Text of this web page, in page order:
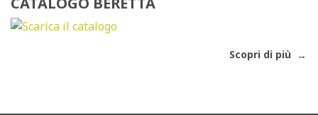
Scopri di più